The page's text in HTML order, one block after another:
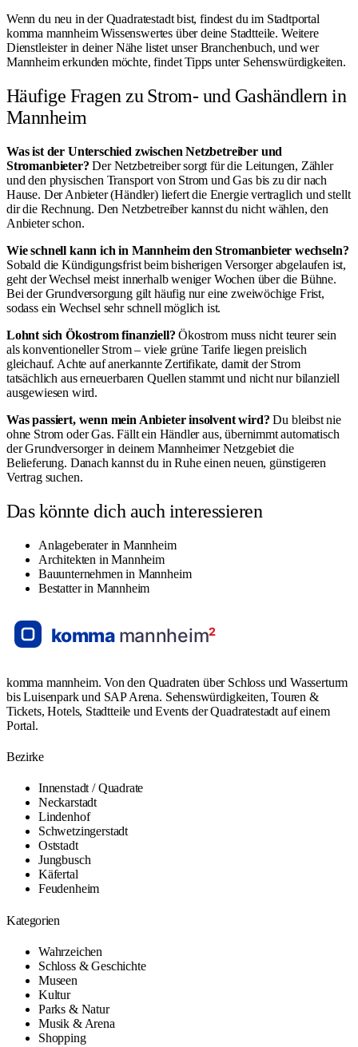
Wenn du neu in der Quadratestadt bist, findest du im Stadtportal
komma mannheimWissenswertes über deine Stadtteile. Weitere
Dienstleister in deiner Nähe listet unserBranchenbuch, und wer
Mannheim erkunden möchte, findet Tipps unter Sehenswürdigkeiten.
Häufige Fragen zu Strom- und Gashändlern in
Mannheim
Was ist der Unterschied zwischen Netzbetreiber und
Stromanbieter? Der Netzbetreiber sorgt für die Leitungen, Zähler
und den physischen Transport von Strom und Gas bis zu dir nach
Hause. Der Anbieter (Händler) liefert die Energie vertraglich und stellt
dir die Rechnung. Den Netzbetreiber kannst du nicht wählen, den
Anbieter schon.
Wie schnell kann ich in Mannheim den Stromanbieter wechseln?
Sobald die Kündigungsfrist beim bisherigen Versorger abgelaufen ist,
geht der Wechsel meist innerhalb weniger Wochen über die Bühne.
Bei der Grundversorgung gilt häufig nur eine zweiwöchige Frist,
sodass ein Wechsel sehr schnell möglich ist.
Lohnt sich Ökostrom finanziell? Ökostrom muss nicht teurer sein
als konventioneller Strom – viele grüne Tarife liegen preislich
gleichauf. Achte auf anerkannte Zertifikate, damit der Strom
tatsächlich aus erneuerbaren Quellen stammt und nicht nur bilanziell
ausgewiesen wird.
Was passiert, wenn mein Anbieter insolvent wird? Du bleibst nie
ohne Strom oder Gas. Fällt ein Händler aus, übernimmt automatisch
der Grundversorger in deinem Mannheimer Netzgebiet die
Belieferung. Danach kannst du in Ruhe einen neuen, günstigeren
Vertrag suchen.
Das könnte dich auch interessieren
Anlageberater in Mannheim
Architekten in Mannheim
Bauunternehmen in Mannheim
Bestatter in Mannheim
komma mannheim. Von den Quadraten über Schloss und Wasserturm
bis Luisenpark und SAP Arena. Sehenswürdigkeiten, Touren &
Tickets, Hotels, Stadtteile und Events der Quadratestadt auf einem
Portal.
Bezirke
Innenstadt / Quadrate
Neckarstadt
Lindenhof
Schwetzingerstadt
Oststadt
Jungbusch
Käfertal
Feudenheim
Kategorien
Wahrzeichen
Schloss & Geschichte
Museen
Kultur
Parks & Natur
Musik & Arena
Shopping